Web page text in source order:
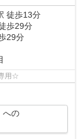
徒歩13分
歩29分
29分
用☆
への